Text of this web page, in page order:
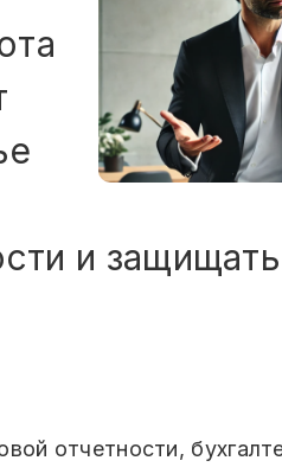
и
отчетности,